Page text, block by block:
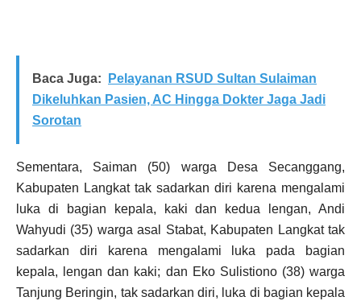
Baca Juga:
Pelayanan RSUD Sultan Sulaiman
Dikeluhkan Pasien, AC Hingga Dokter Jaga Jadi
Sorotan
Sementara, Saiman (50) warga Desa Secanggang,
Kabupaten Langkat tak sadarkan diri karena mengalami
luka di bagian kepala, kaki dan kedua lengan, Andi
Wahyudi (35) warga asal Stabat, Kabupaten Langkat tak
sadarkan diri karena mengalami luka pada bagian
kepala, lengan dan kaki; dan Eko Sulistiono (38) warga
Tanjung Beringin, tak sadarkan diri, luka di bagian kepala